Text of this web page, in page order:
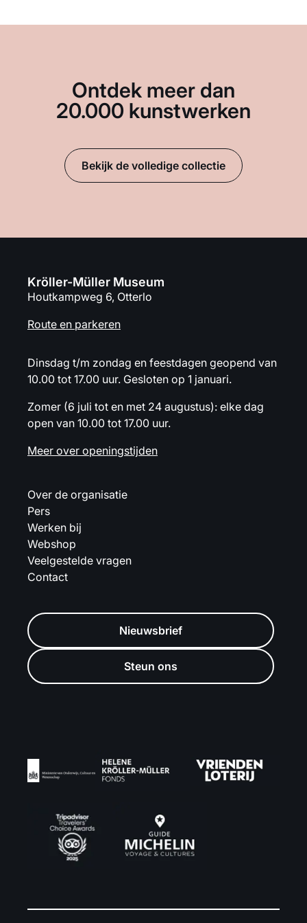
Ontdek meer dan
20.000 kunstwerken
Bekijk de volledige collectie
Kröller-Müller Museum
Houtkampweg 6, Otterlo
Route en parkeren
Dinsdag t/m zondag en feestdagen geopend van
10.00 tot 17.00 uur. Gesloten op 1 januari.
Zomer (6 juli tot en met 24 augustus): elke dag
open van 10.00 tot 17.00 uur.
Meer over openingstijden
Over de organisatie
Pers
Werken bij
Webshop
Veelgestelde vragen
Contact
Nieuwsbrief
Steun ons